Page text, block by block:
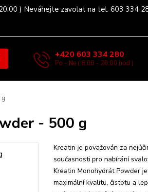
) Neváhejte zavolat na tel: 603 334
+420 603 334 280
Po - Ne ( 8:00 - 20:00 hod )
- 500 g
Kreatin je považován za
současnosti pro nabírání
Kreatin Monohydrát Powder
maximální kvalitu, čistotu a